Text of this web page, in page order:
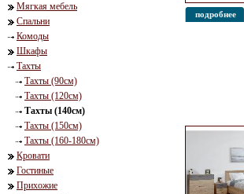
Мягкая мебель
Спальни
Комоды
Шкафы
Тахты
Тахты (90см)
Тахты (120см)
Тахты (140см)
Тахты (150см)
Тахты (160-180см)
Кровати
Гостиные
Прихожие
подробнее